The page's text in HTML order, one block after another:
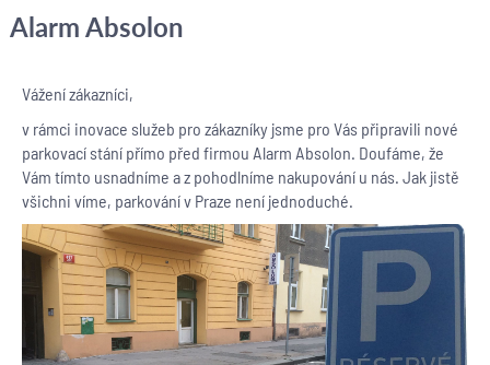
Alarm Absolon
Vážení zákazníci,
v rámci inovace služeb pro zákazníky jsme pro Vás připravili nové
parkovací stání přímo před firmou Alarm Absolon. Doufáme, že
Vám tímto usnadníme a z pohodlníme nakupování u nás. Jak jistě
všichni víme, parkování v Praze není jednoduché.